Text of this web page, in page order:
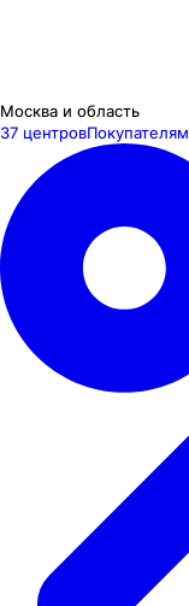
Москва и область
37 центровПокупателям